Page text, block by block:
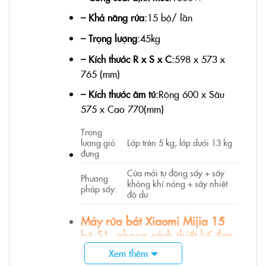
– Khả năng rửa:15 bộ/ lần
– Trọng lượng:45kg
– Kích thước R x S x C:598 x 573 x
765 (mm)
– Kích thước âm tủ:Rộng 600 x Sâu
575 x Cao 770(mm)
Trọng
lượng giỏ
đưng
Lớp trên 5 kg, lớp dưới 13 kg
Phương
pháp sấy:
Cửa mởi tự động sấy + sấy
không khí nóng + sấy nhiệt
độ dư
Máy rửa bát Xiaomi Mijia 15
bộ S1, phong cách thiết kế đơn
giản cho không gian nhà bếp,
Xem thêm